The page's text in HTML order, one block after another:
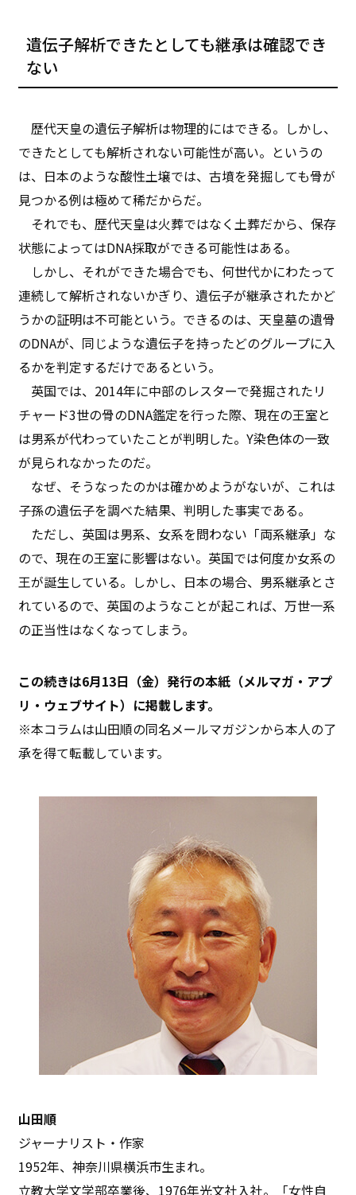
遺伝子解析できたとしても継承は確認でき
ない
歴代天皇の遺伝子解析は物理的にはできる。しかし、
できたとしても解析されない可能性が高い。というの
は、日本のような酸性土壌では、古墳を発掘しても骨が
見つかる例は極めて稀だからだ。
それでも、歴代天皇は火葬ではなく土葬だから、保存
状態によってはDNA採取ができる可能性はある。
しかし、それができた場合でも、何世代かにわたって
連続して解析されないかぎり、遺伝子が継承されたかど
うかの証明は不可能という。できるのは、天皇墓の遺骨
のDNAが、同じような遺伝子を持ったどのグループに入
るかを判定するだけであるという。
英国では、2014年に中部のレスターで発掘されたリ
チャード3世の骨のDNA鑑定を行った際、現在の王室と
は男系が代わっていたことが判明した。Y染色体の一致
が見られなかったのだ。
なぜ、そうなったのかは確かめようがないが、これは
子孫の遺伝子を調べた結果、判明した事実である。
ただし、英国は男系、女系を問わない「両系継承」な
ので、現在の王室に影響はない。英国では何度か女系の
王が誕生している。しかし、日本の場合、男系継承とさ
れているので、英国のようなことが起これば、万世一系
の正当性はなくなってしまう。
この続きは6月13日（金）発行の本紙（メルマガ・アプ
リ・ウェブサイト）に掲載します。
※本コラムは山田順の同名メールマガジンから本人の了
承を得て転載しています。
山田順
ジャーナリスト・作家
1952年、神奈川県横浜市生まれ。
立教大学文学部卒業後、1976年光文社入社。「女性自